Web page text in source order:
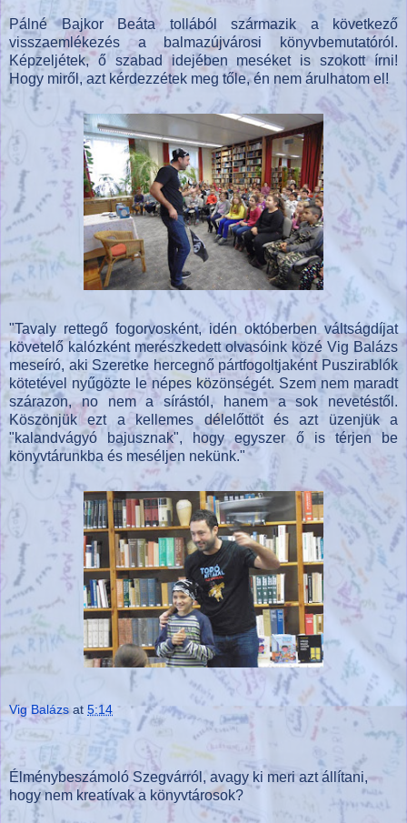
Pálné Bajkor Beáta tollából származik a következő
visszaemlékezés a balmazújvárosi könyvbemutatóról.
Képzeljétek, ő szabad idejében meséket is szokott írni!
Hogy miről, azt kérdezzétek meg tőle, én nem árulhatom el!
"Tavaly rettegő fogorvosként, idén októberben váltságdíjat
követelő kalózként merészkedett olvasóink közé Vig Balázs
meseíró, aki Szeretke hercegnő pártfogoltjaként Puszirablók
kötetével nyűgözte le népes közönségét. Szem nem maradt
szárazon, no nem a sírástól, hanem a sok nevetéstől.
Köszönjük ezt a kellemes délelőttöt és azt üzenjük a
"kalandvágyó bajusznak", hogy egyszer ő is térjen be
könyvtárunkba és meséljen nekünk."
Vig Balázs at 5:14
Élménybeszámoló Szegvárról, avagy ki meri azt állítani,
hogy nem kreatívak a könyvtárosok?